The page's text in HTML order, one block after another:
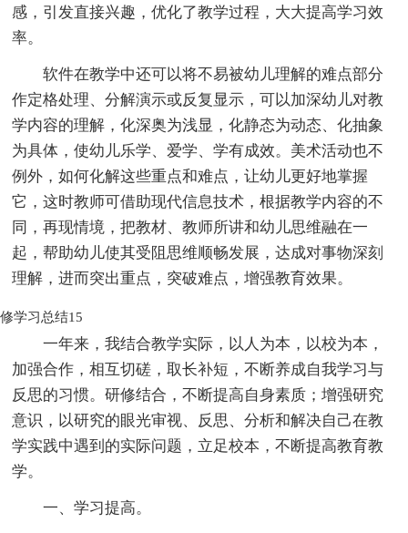
感，引发直接兴趣，优化了教学过程，大大提高学习效
率。
软件在教学中还可以将不易被幼儿理解的难点部分
作定格处理、分解演示或反复显示，可以加深幼儿对教
学内容的理解，化深奥为浅显，化静态为动态、化抽象
为具体，使幼儿乐学、爱学、学有成效。美术活动也不
例外，如何化解这些重点和难点，让幼儿更好地掌握
它，这时教师可借助现代信息技术，根据教学内容的不
同，再现情境，把教材、教师所讲和幼儿思维融在一
起，帮助幼儿使其受阻思维顺畅发展，达成对事物深刻
理解，进而突出重点，突破难点，增强教育效果。
修学习总结15
一年来，我结合教学实际，以人为本，以校为本，
加强合作，相互切磋，取长补短，不断养成自我学习与
反思的习惯。研修结合，不断提高自身素质；增强研究
意识，以研究的眼光审视、反思、分析和解决自己在教
学实践中遇到的实际问题，立足校本，不断提高教育教
学。
一、学习提高。